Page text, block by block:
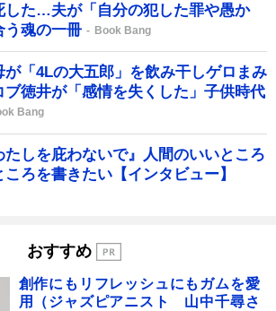
した…夫が「自分の犯した罪や愚か
う魂の一冊
Book Bang
が「4Lの大五郎」を飲み干しゲロまみ
徳井が「感情を失くした」子供時代
Bang
たしを庇わないで』人間のいいところ
ろを書きたい【インタビュー】
おすすめ
創作にもリフレッシュにもガムを愛
用（ジャズピアニスト 山中千尋さ